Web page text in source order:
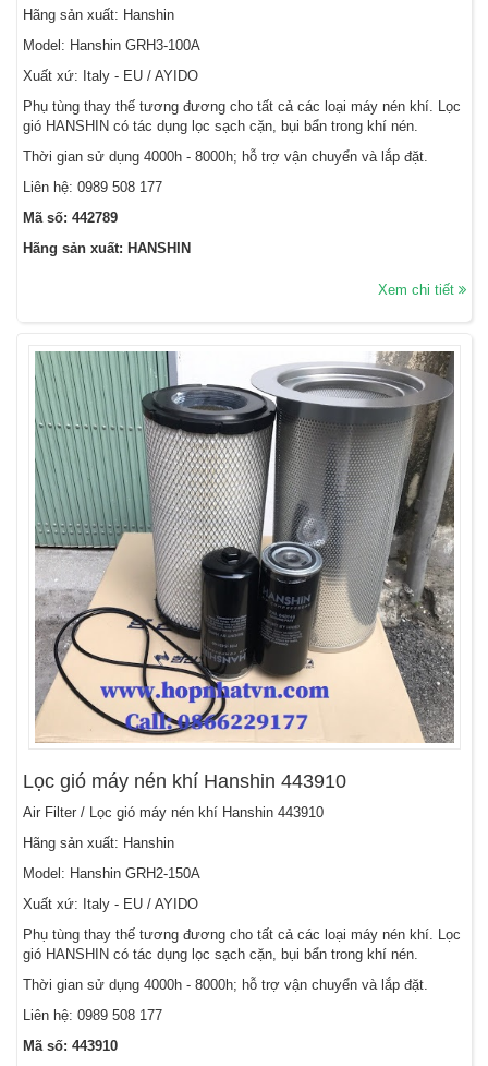
Hãng sản xuất: Hanshin
Model: Hanshin GRH3-100A
Xuất xứ: Italy - EU / AYIDO
Phụ tùng thay thế tương đương cho tất cả các loại máy nén khí. Lọc
gió HANSHIN có tác dụng lọc sạch cặn, bụi bẩn trong khí nén.
Thời gian sử dụng 4000h - 8000h; hỗ trợ vận chuyển và lắp đặt.
Liên hệ: 0989 508 177
Mã số: 442789
Hãng sản xuất: HANSHIN
Xem chi tiết
Lọc gió máy nén khí Hanshin 443910
Air Filter / Lọc gió máy nén khí Hanshin 443910
Hãng sản xuất: Hanshin
Model: Hanshin GRH2-150A
Xuất xứ: Italy - EU / AYIDO
Phụ tùng thay thế tương đương cho tất cả các loại máy nén khí. Lọc
gió HANSHIN có tác dụng lọc sạch cặn, bụi bẩn trong khí nén.
Thời gian sử dụng 4000h - 8000h; hỗ trợ vận chuyển và lắp đặt.
Liên hệ: 0989 508 177
Mã số: 443910